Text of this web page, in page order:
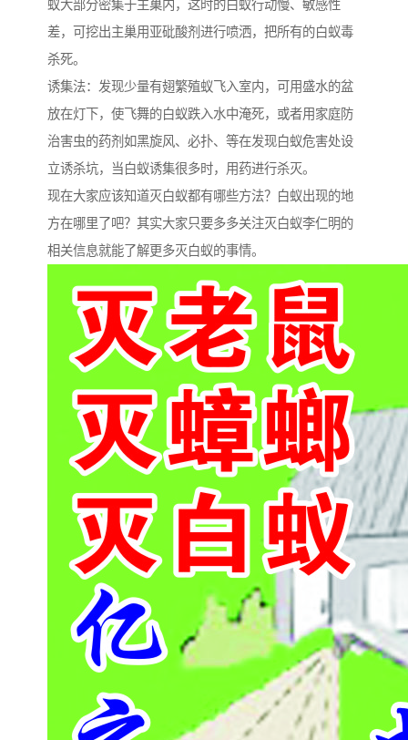
蚁大部分密集于主巢内，这时的白蚁行动慢、敏感性
差，可挖出主巢用亚砒酸剂进行喷洒，把所有的白蚁毒
杀死。
诱集法：发现少量有翅繁殖蚁飞入室内，可用盛水的盆
放在灯下，使飞舞的白蚁跌入水中淹死，或者用家庭防
治害虫的药剂如黑旋风、必扑、等在发现白蚁危害处设
立诱杀坑，当白蚁诱集很多时，用药进行杀灭。
现在大家应该知道灭白蚁都有哪些方法？白蚁出现的地
方在哪里了吧？其实大家只要多多关注灭白蚁李仁明的
相关信息就能了解更多灭白蚁的事情。